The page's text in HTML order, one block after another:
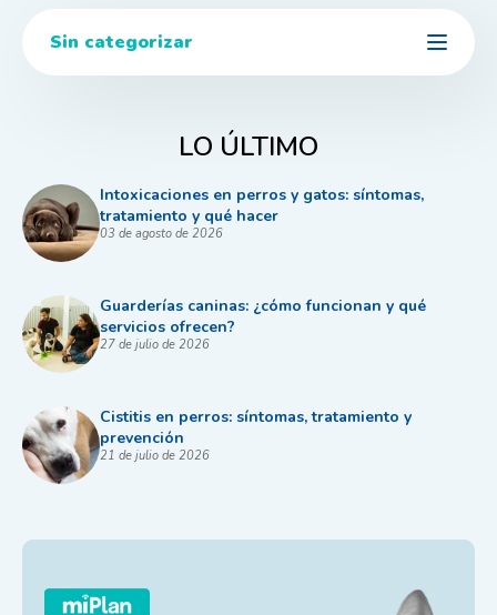
Sin categorizar
LO ÚLTIMO
Intoxicaciones en perros y gatos: síntomas,
tratamiento y qué hacer
03 de agosto de 2026
Guarderías caninas: ¿cómo funcionan y qué
servicios ofrecen?
27 de julio de 2026
Cistitis en perros: síntomas, tratamiento y
prevención
21 de julio de 2026